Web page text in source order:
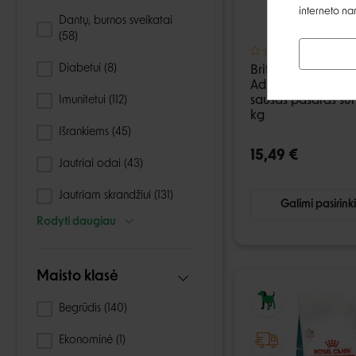
Dantų, burnos sveikatai
(58)
Diabetui (8)
Imunitetui (112)
Išrankiems (45)
Jautriai odai (43)
Jautriam skrandžiui (131)
Rodyti daugiau
Maisto klasė
Begrūdis (140)
Ekonominė (1)
Brit Care
Adult Large Breed
sausas pašaras
kg
15,49 €
Galimi
interneto